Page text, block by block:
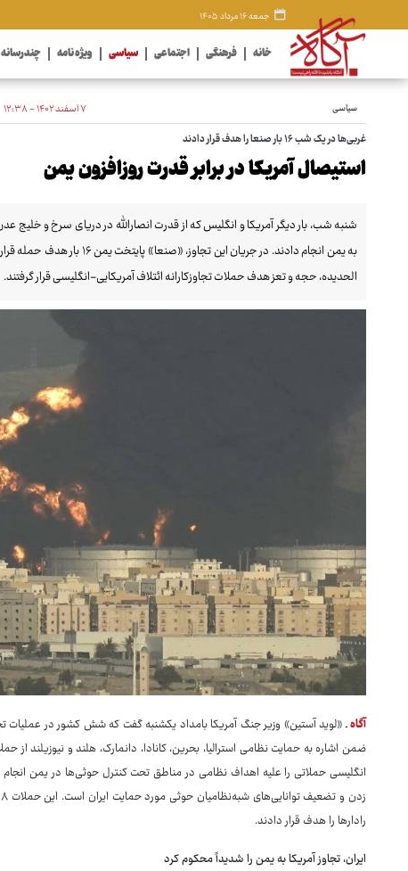
جمعه ۱۶ مرداد ۱۴۰۵
خانه فرهنگی اجتماعی سیاسی ویژه نامه
سیاسی ۷ اسفند ۱۴۰۲ - ۱۲:۳۸
غربی‌ها در یک شب ۱۶ بار صنعا را هدف قرار دادند
استیصال آمریکا در برابر قدرت روزافزون یمن
شنبه شب، بار دیگر آمریکا و انگلیس که از قدرت انصارالله در دریای سرخ و خلیج
به یمن انجام دادند. در جریان
الحدیده، حجه و تعز هدف حملات تجاوزکارانه ائتلاف آمریکایی-انگلیسی قرار گرفتند.
آگاهـ «لوید آستین» وزیر جنگ آمریکا بامداد یکشنبه گفت که شش کشور در
ضمن اشاره به حمایت نظامی استرالیا، بحرین، کانادا، دانمارک، هلند و نیوزیلند
انگلیسی حملاتی را علیه اهداف نظامی در مناطق تحت کنترل حوثی‌ها در یمن
رادارها را هدف قرار دادند.
ایران، تجاوز آمریکا به یمن را شدیداً محکوم کرد